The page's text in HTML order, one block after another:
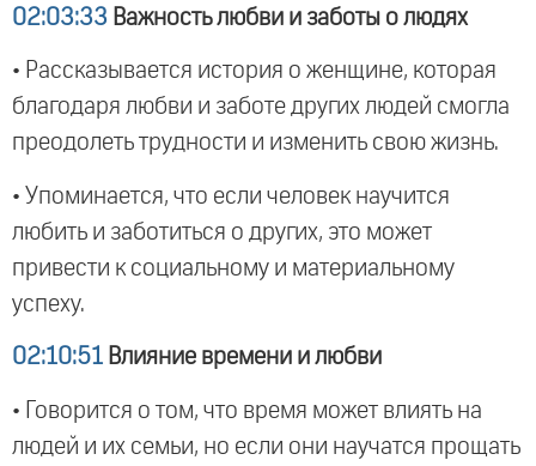
02:03:33 Важность любви и заботы о людях
• Рассказывается история о женщине, которая
благодаря любви и заботе других людей смогла
преодолеть трудности и изменить свою жизнь.
• Упоминается, что если человек научится
любить и заботиться о других, это может
привести к социальному и материальному
успеху.
02:10:51 Влияние времени и любви
• Говорится о том, что время может влиять на
людей и их семьи, но если они научатся прощать